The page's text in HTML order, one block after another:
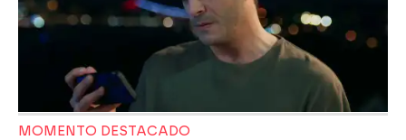
MOMENTO DESTACADO